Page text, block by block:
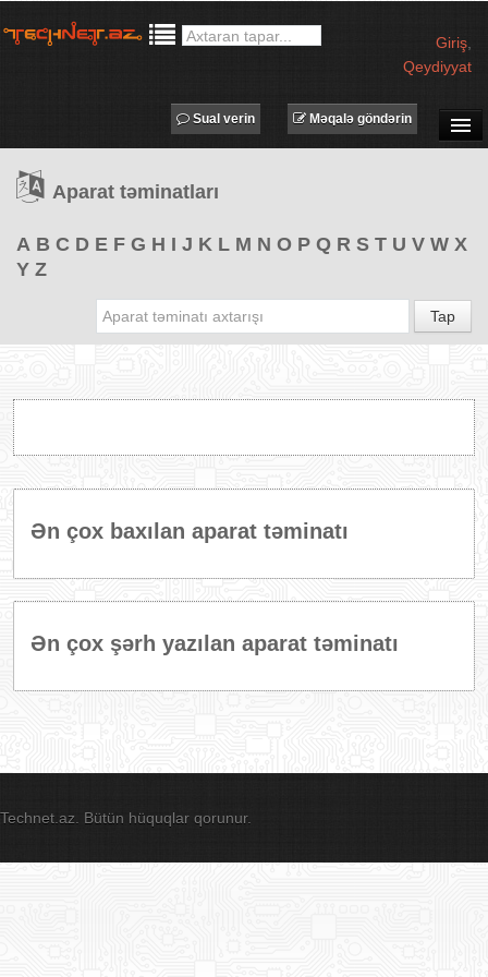
Giriş
Qeydiyyat
TƏDBİRLƏR
PROQRAMLAR
Məqalə göndərin
Sual verin
Aparat təminatları
A B C D E F G H I J K L M N O P Q R S T U V W X
Y Z
Tap
Ən çox baxılan aparat təminatı
Ən çox şərh yazılan aparat təminatı
Technet.az. Bütün hüquqlar qorunur.